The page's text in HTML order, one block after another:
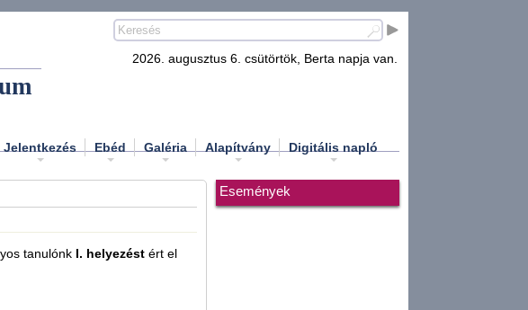
2026. augusztus 6. csütörtök, Berta napja van.
Jelentkezés Ebéd Galéria Alapítvány Digitális napló
tanulónk I. helyezést ért el
Események